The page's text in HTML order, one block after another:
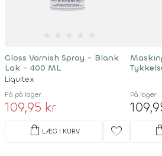
Gloss Varnish Spray - Blank
Lak - 400 ML
Liquitex
Få på lager
109,95 kr
shopping_bag LÆG I KURV favorite
På lager